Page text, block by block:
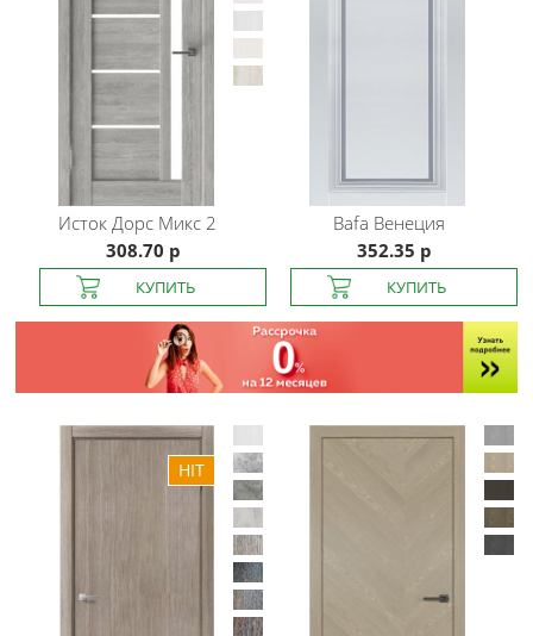
Исток Дорс Микс 2
308.70 р
Bafa Венеция
352.35 р